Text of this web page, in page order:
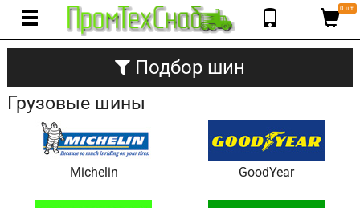
0 шт.
Подбор шин
Грузовые шины
Michelin GoodYear